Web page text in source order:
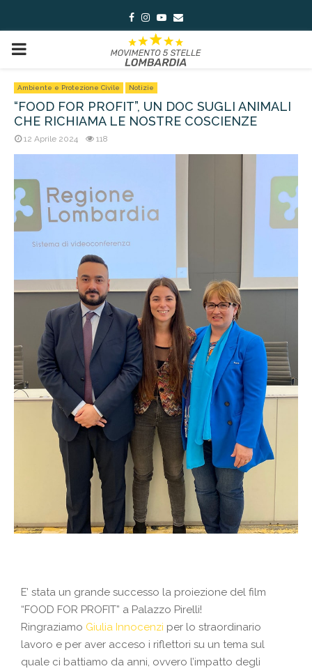
Facebook
Instagram
Youtube
Email
PRIMARY
MENU
Ambiente e Protezione Civile Notizie
“FOOD FOR PROFIT”, UN DOC SUGLI ANIMALI
CHE RICHIAMA LE NOSTRE COSCIENZE
12 Aprile 2024 118
E’ stata un grande successo la proiezione del film
“FOOD FOR PROFIT” a Palazzo Pirelli!
Ringraziamo Giulia Innocenzi per lo straordinario
lavoro e per aver acceso i riflettori su un tema sul
quale ci battiamo da anni, ovvero l’impatto degli